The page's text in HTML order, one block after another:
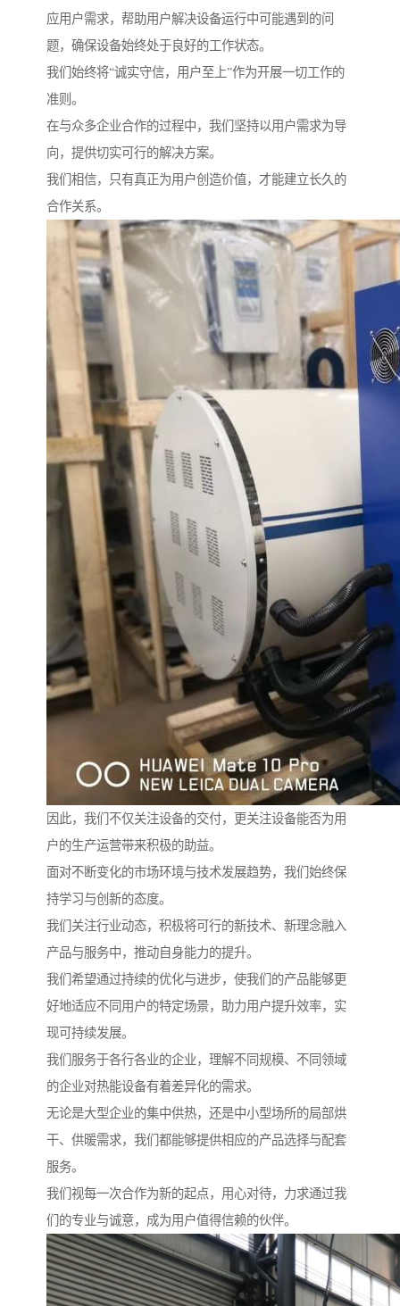
应用户需求，帮助用户解决设备运行中可能遇到的问
题，确保设备始终处于良好的工作状态。
我们始终将“诚实守信，用户至上”作为开展一切工作的
准则。
在与众多企业合作的过程中，我们坚持以用户需求为导
向，提供切实可行的解决方案。
我们相信，只有真正为用户创造价值，才能建立长久的
合作关系。
因此，我们不仅关注设备的交付，更关注设备能否为用
户的生产运营带来积极的助益。
面对不断变化的市场环境与技术发展趋势，我们始终保
持学习与创新的态度。
我们关注行业动态，积极将可行的新技术、新理念融入
产品与服务中，推动自身能力的提升。
我们希望通过持续的优化与进步，使我们的产品能够更
好地适应不同用户的特定场景，助力用户提升效率，实
现可持续发展。
我们服务于各行各业的企业，理解不同规模、不同领域
的企业对热能设备有着差异化的需求。
无论是大型企业的集中供热，还是中小型场所的局部烘
干、供暖需求，我们都能够提供相应的产品选择与配套
服务。
我们视每一次合作为新的起点，用心对待，力求通过我
们的专业与诚意，成为用户值得信赖的伙伴。